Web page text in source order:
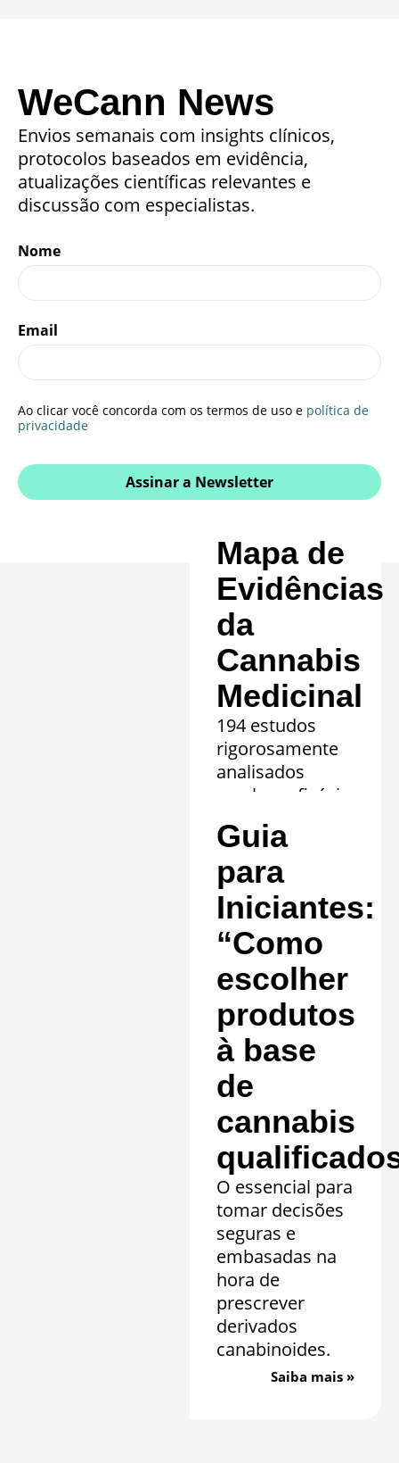
WeCann News
Envios semanais com insights clínicos,
protocolos baseados em evidência,
atualizações científicas relevantes e
discussão com especialistas.
Nome
Email
Ao clicar você concorda com os termos de uso e política de
privacidade
Assinar a Newsletter
Mapa de
Evidências
da
Cannabis
Medicinal
194 estudos
rigorosamente
analisados
revelam eficácia
comprovada em
20 quadros
clínicos.
Saiba mais »
Guia
para
Iniciantes:
“Como
escolher
produtos
à base
de
cannabis
O essencial para
tomar decisões
seguras e
embasadas na
hora de
prescrever
derivados
canabinoides.
Saiba mais »